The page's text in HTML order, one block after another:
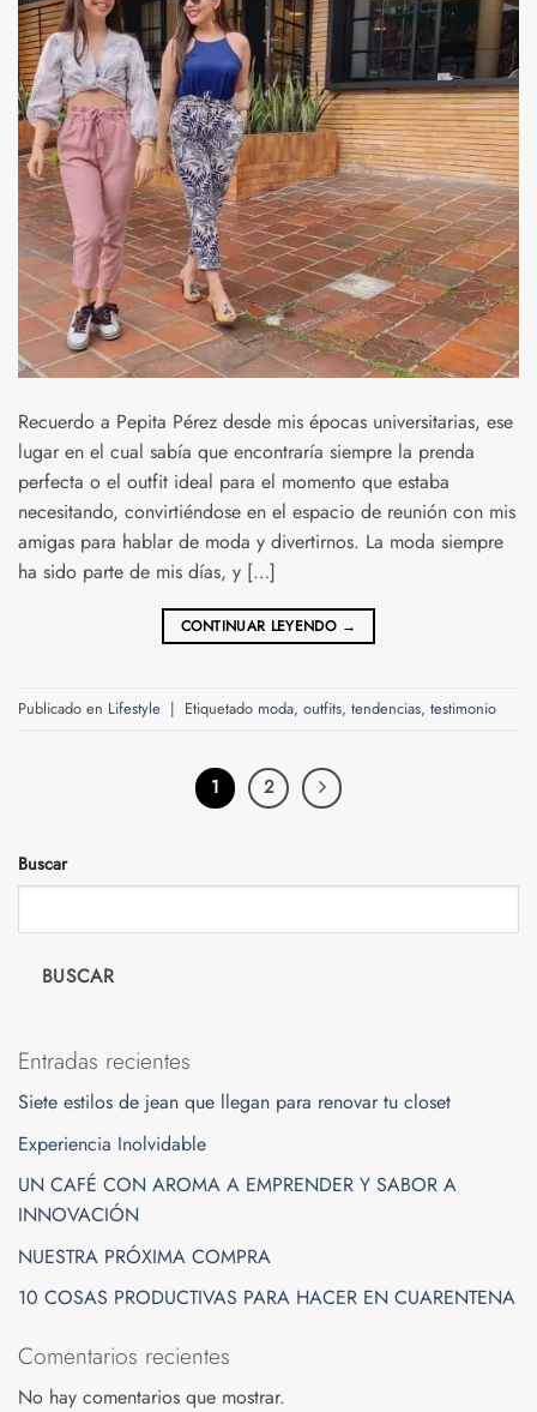
Recuerdo a Pepita Pérez desde mis épocas universitarias, ese
lugar en el cual sabía que encontraría siempre la prenda
perfecta o el outfit ideal para el momento que estaba
necesitando, convirtiéndose en el espacio de reunión con mis
amigas para hablar de moda y divertirnos. La moda siempre
ha sido parte de mis días, y […]
CONTINUAR LEYENDO →
Publicado en Lifestyle | Etiquetado moda, outfits, tendencias, testimonio
1 2
Buscar
BUSCAR
Entradas recientes
Siete estilos de jean que llegan para renovar tu closet
Experiencia Inolvidable
UN CAFÉ CON AROMA A EMPRENDER Y SABOR A
INNOVACIÓN
NUESTRA PRÓXIMA COMPRA
10 COSAS PRODUCTIVAS PARA HACER EN CUARENTENA
Comentarios recientes
No hay comentarios que mostrar.